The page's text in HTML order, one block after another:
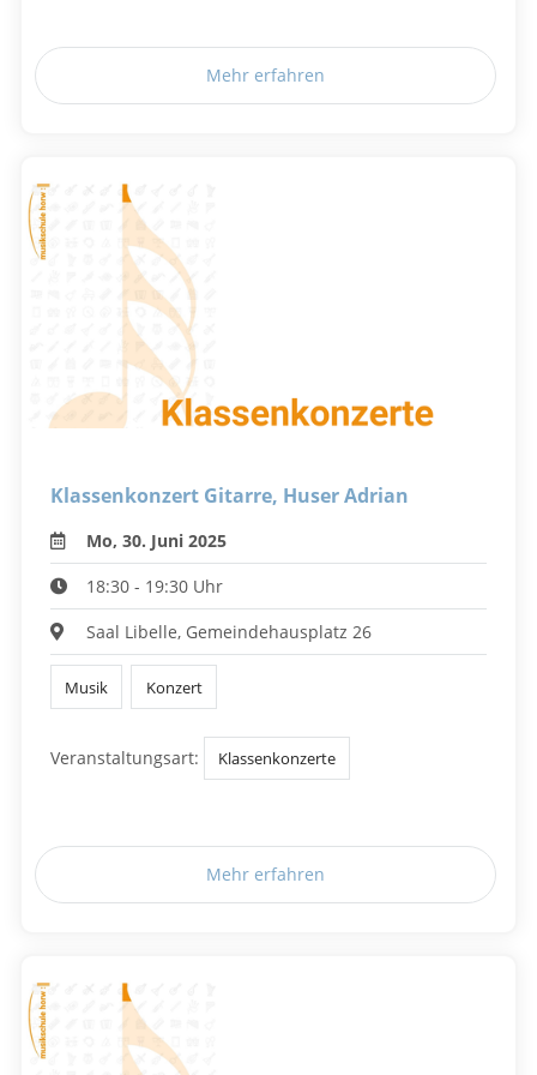
Mehr erfahren
Klassenkonzert Gitarre, Huser Adrian
Mo, 30. Juni 2025
18:30 - 19:30 Uhr
Saal Libelle, Gemeindehausplatz 26
Musik Konzert
Veranstaltungsart: Klassenkonzerte
Mehr erfahren